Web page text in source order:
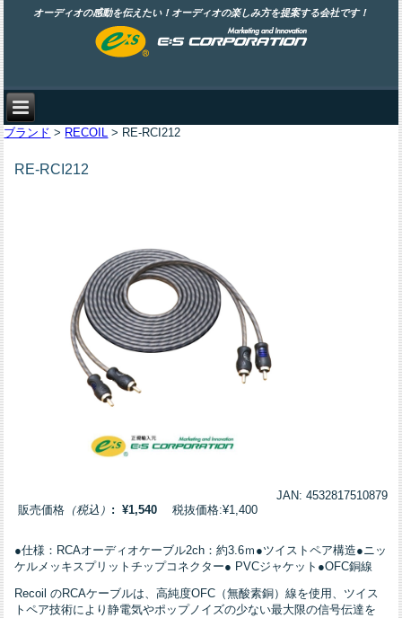
オーディオの感動を伝えたい！オーディオの楽しみ方を提案する会社です！
ブランド > RECOIL > RE-RCI212
RE-RCI212
JAN: 4532817510879
販売価格 （税込） : ¥1,540 税抜価格:¥1,400
●仕様：RCAオーディオケーブル2ch：約3.6ｍ●ツイストペア構造●ニッ
ケルメッキスプリットチップコネクター● PVCジャケット●OFC銅線
Recoil のRCAケーブルは、高純度OFC（無酸素銅）線を使用、ツイス
トペア技術により静電気やポップノイズの少ない最大限の信号伝達を